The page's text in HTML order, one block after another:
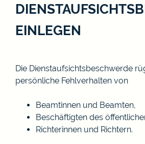
EINLEGEN
Die Dienstaufsichtsbeschwerde
persönliche Fehlverhalten von
Beamtinnen und Beamten,
Beschäftigten des
Richterinnen und Richtern.